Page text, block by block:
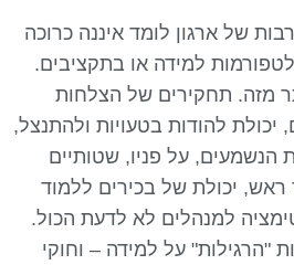
של ארגון לומד איננה כרוכה
למידה או בתקציבים.
מזה. תחקירים של הצלחות
יכולת להודות בטעויות ולהתנצל,
הנשמעים, על פניו, שטותיים
יכולת של בכירים ללמוד
למנהלים לא לדעת הכול.
על למידה – וחוקי